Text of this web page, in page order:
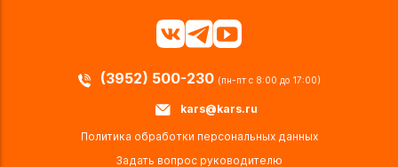
(3952) 500-230 (пн-пт с 8:00 до 17:00)
kars@kars.ru
Политика обработки персональных данных
Задать вопрос руководителю